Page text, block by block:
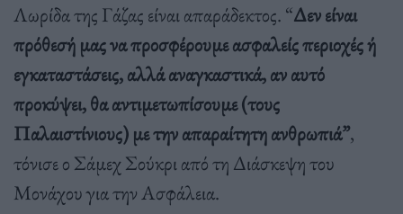
Λωρίδα της Γάζας είναι απαράδεκτος. “Δεν είναι
πρόθεσή μας να προσφέρουμε ασφαλείς περιοχές ή
εγκαταστάσεις, αλλά αναγκαστικά, αν αυτό
προκύψει, θα αντιμετωπίσουμε (τους
Παλαιστίνιους) με την απαραίτητη ανθρωπιά”,
τόνισε ο Σάμεχ Σούκρι από τη Διάσκεψη του
Μονάχου για την Ασφάλεια.